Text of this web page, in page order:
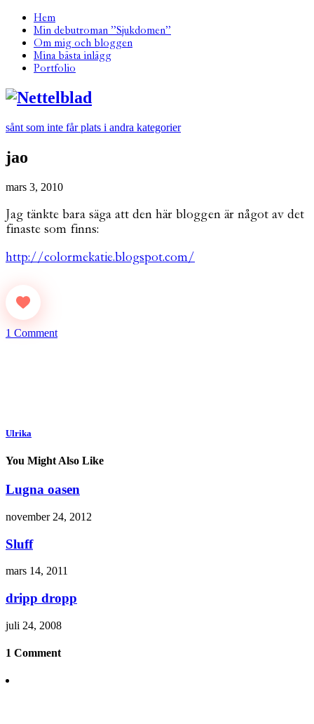
Hem
Min debutroman ”Sjukdomen”
Om mig och bloggen
Mina bästa inlägg
Portfolio
sånt som inte får plats i andra kategorier
jao
mars 3, 2010
Jag tänkte bara säga att den här bloggen är något av det
finaste som finns:
http://colormekatie.blogspot.com/
1 Comment
Ulrika
You Might Also Like
Lugna oasen
november 24, 2012
Sluff
mars 14, 2011
dripp dropp
juli 24, 2008
1 Comment